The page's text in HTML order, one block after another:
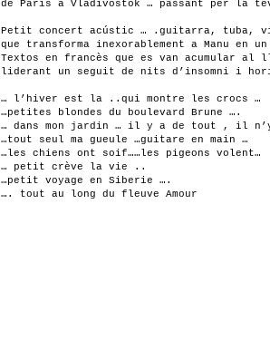
de París a Vladivostok … passant per la
Petit concert acústic … .guitarra, tuba,
que transforma inexorablement a Manu en un
Textos en francès que es van acumular al
liderant un seguit de nits d’insomni i
… l’hiver est la ..qui montre les crocs …
…petites blondes du boulevard Brune ….
… dans mon jardin … il y a de tout , il
…tout seul ma gueule …guitare en main …
…les chiens ont soif……les pigeons volent…
… petit crève la vie ..
…petit voyage en Siberie ….
…. tout au long du fleuve Amour